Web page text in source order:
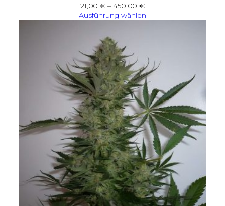
21,00€ – 450,00€Preisspanne:
21,00 €
Ausführung wählen